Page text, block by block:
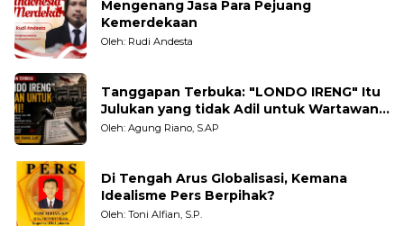
Mengenang Jasa Para Pejuang
Kemerdekaan
Oleh: Rudi Andesta
Tanggapan Terbuka: "LONDO IRENG" Itu
Julukan yang tidak Adil untuk Wartawan,
Pengamat dan LSM
Oleh: Agung Riano, S.AP
Di Tengah Arus Globalisasi, Kemana
Idealisme Pers Berpihak?
Oleh: Toni Alfian, S.P.